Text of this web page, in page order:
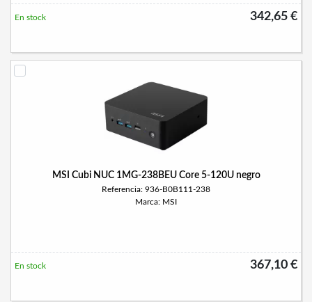
342,65 €
En stock
MSI Cubi NUC 1MG-238BEU Core 5-120U negro
Referencia: 936-B0B111-238
Marca: MSI
367,10 €
En stock